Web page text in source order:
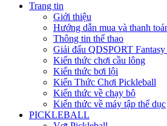
Trang tin
Giới thiệu
Hướng dẫn mua và thanh
Thông tin thể thao
Giải đấu QDSPORT Fantasy
Kiến thức chơi cầu lông
Kiến thức bơi lội
Kiến Thức Chơi Pickleball
Kiến thức về chạy bộ
Kiến thức về máy tập thể dục
PICKLEBALL